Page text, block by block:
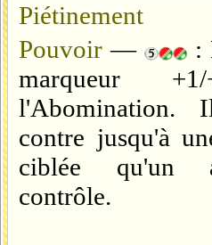
Piétinement
Pouvoir —
:
marqueur
l'Abomination.
contre jusqu'à
ciblée qu'un
contrôle.